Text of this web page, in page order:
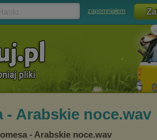
zapomniałem
- Arabskie noce.wav
- Arabskie noce.wav